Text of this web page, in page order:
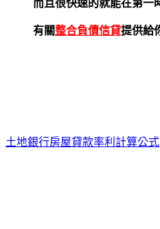
而且很快速的就能在第一
有關整合負債信貸提供給
土地銀行房屋貸款率利計算公式